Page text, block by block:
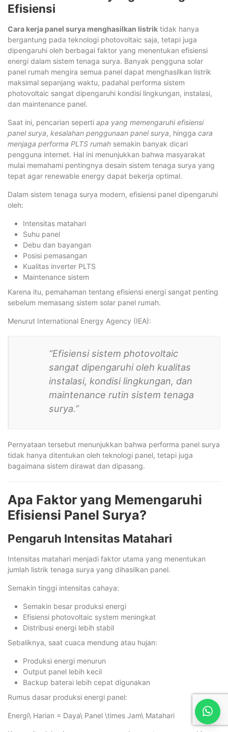
Efisiensi
Cara kerja panel surya menghasilkan listrik tidak hanya
bergantung pada teknologi photovoltaic saja, tetapi juga
dipengaruhi oleh berbagai faktor yang menentukan efisiensi
energi dalam sistem tenaga surya. Banyak pengguna solar
panel rumah mengira semua panel dapat menghasilkan listrik
maksimal sepanjang waktu, padahal performa sistem
photovoltaic sangat dipengaruhi kondisi lingkungan, instalasi,
dan maintenance panel.
Saat ini, pencarian seperti apa yang memengaruhi efisiensi
panel surya, kesalahan penggunaan panel surya, hingga cara
menjaga performa PLTS rumah semakin banyak dicari
pengguna internet. Hal ini menunjukkan bahwa masyarakat
mulai memahami pentingnya desain sistem tenaga surya yang
tepat agar renewable energy dapat bekerja optimal.
Dalam sistem tenaga surya modern, efisiensi panel dipengaruhi
oleh:
Intensitas matahari
Suhu panel
Debu dan bayangan
Posisi pemasangan
Kualitas inverter PLTS
Maintenance sistem
Karena itu, pemahaman tentang efisiensi energi sangat penting
sebelum memasang sistem solar panel rumah.
Menurut International Energy Agency (IEA):
“Efisiensi sistem photovoltaic
sangat dipengaruhi oleh kualitas
instalasi, kondisi lingkungan, dan
maintenance rutin sistem tenaga
surya.”
Pernyataan tersebut menunjukkan bahwa performa panel surya
tidak hanya ditentukan oleh teknologi panel, tetapi juga
bagaimana sistem dirawat dan dipasang.
Apa Faktor yang Memengaruhi
Efisiensi Panel Surya?
Pengaruh Intensitas Matahari
Intensitas matahari menjadi faktor utama yang menentukan
jumlah listrik tenaga surya yang dihasilkan panel.
Semakin tinggi intensitas cahaya:
Semakin besar produksi energi
Efisiensi photovoltaic system meningkat
Distribusi energi lebih stabil
Sebaliknya, saat cuaca mendung atau hujan:
Produksi energi menurun
Output panel lebih kecil
Backup baterai lebih cepat digunakan
Rumus dasar produksi energi panel:
Energi\ Harian = Daya\ Panel \times Jam\ Matahari